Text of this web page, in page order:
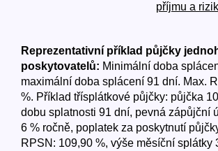
příjmu a
Reprezentativní příklad půjčky
poskytovatelů: Minimální doba
maximální doba splácení 91 dní. Max.
%. Příklad třísplátkové půjčky: půjčka
dobu splatnosti 91 dní, pevná zápůjční
6 % ročně, poplatek za poskytnutí
RPSN: 109,90 %, výše měsíční splátky